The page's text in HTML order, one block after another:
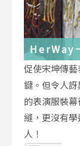
HerWay
促使宋坤傳
鍵。但令人
的表演服裝
縫，更沒有
人！